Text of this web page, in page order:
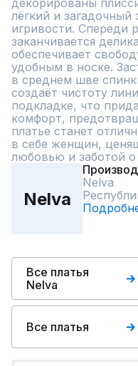
декорированы
лёгкий и
игривости. Спереди
заканчивается
обеспечивает
удобным в носке.
в среднем шве
создаёт чистоту
подкладке, что
комфорт,
платье станет
в себе женщин,
любовью и заботой о
Nelva
Nelva
Все платья
Nelva
Все платья